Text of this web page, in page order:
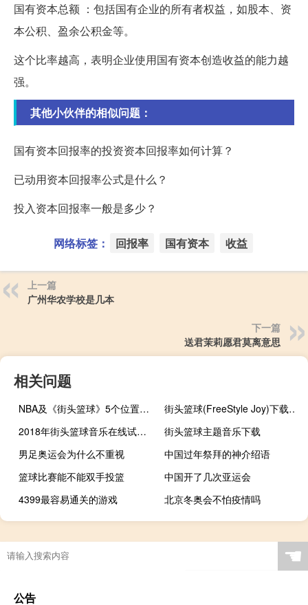
国有资本总额 ：包括国有企业的所有者权益，如股本、资
本公积、盈余公积金等。
这个比率越高，表明企业使用国有资本创造收益的能力越
强。
其他小伙伴的相似问题：
国有资本回报率的投资资本回报率如何计算？
已动用资本回报率公式是什么？
投入资本回报率一般是多少？
网络标签： 回报率 国有资本 收益
上一篇
广州华农学校是几本
下一篇
送君茉莉愿君莫离意思
相关问题
NBA及《街头篮球》5个位置的详细介绍
街头篮球(FreeStyle Joy)下载(电脑、安卓和IOS所有版本)
2018年街头篮球音乐在线试听及下载
街头篮球主题音乐下载
男足奥运会为什么不重视
中国过年祭拜的神介绍语
篮球比赛能不能双手投篮
中国开了几次亚运会
4399最容易通关的游戏
北京冬奥会不怕疫情吗
艾尔登法环女武神 水鸟
2021年东京奥运会还开吗
星露谷物语钓鱼最快
足球热帖和手缝有什么区别 ☚
公告